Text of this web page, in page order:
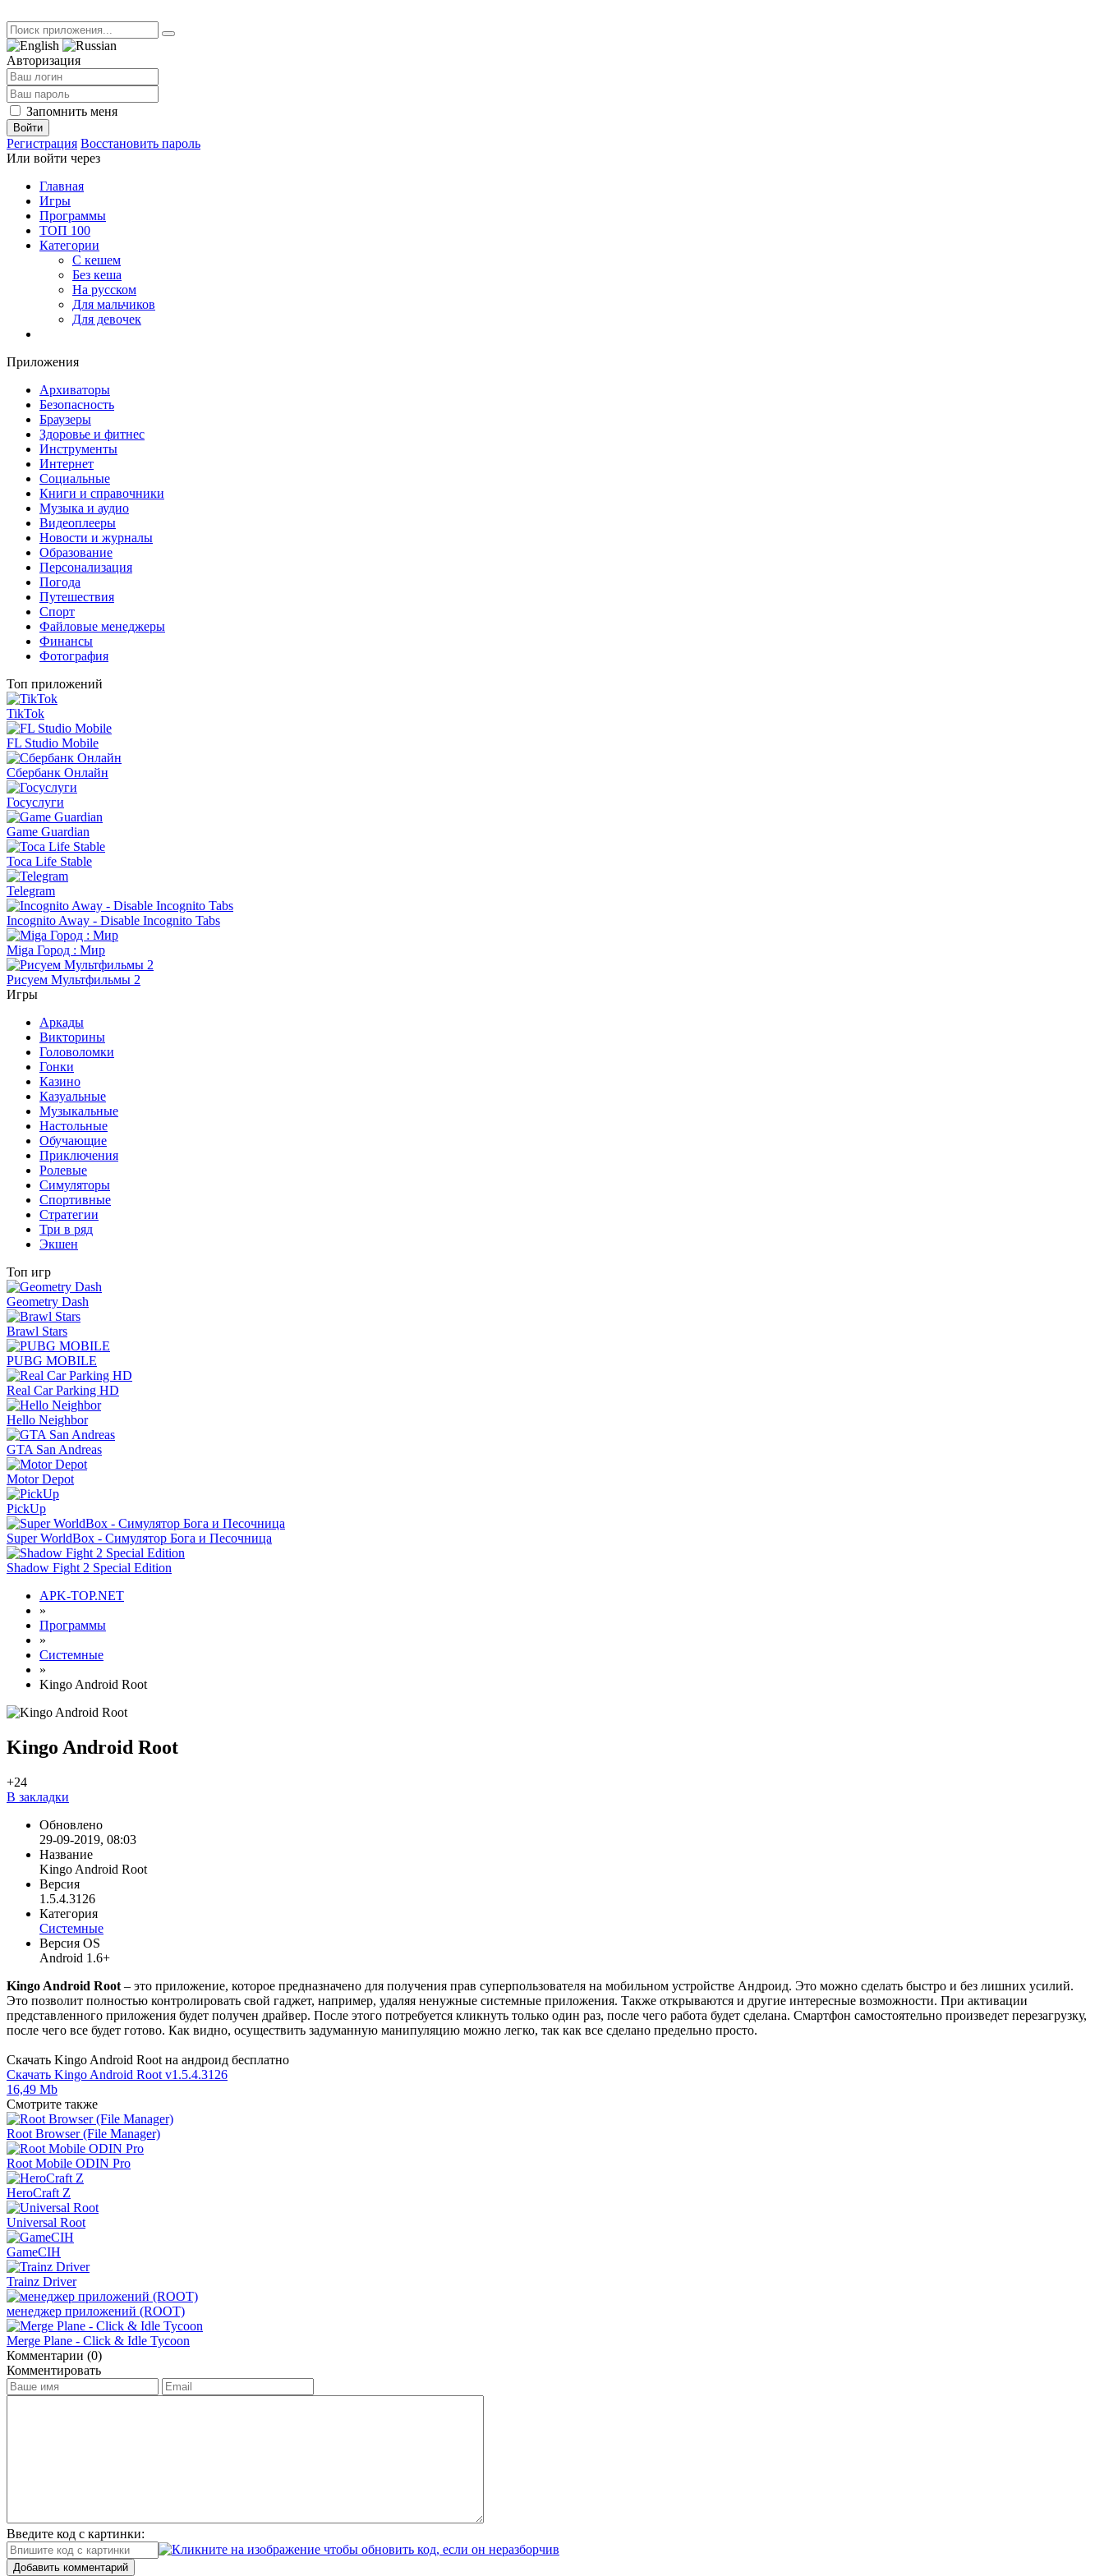
Авторизация
Запомнить меня
Войти
Регистрация Восстановить пароль
Или войти через
Главная
Игры
Программы
ТОП 100
Категории
С кешем
Без кеша
На русском
Для мальчиков
Для девочек
Приложения
Архиваторы
Безопасность
Браузеры
Здоровье и фитнес
Инструменты
Интернет
Социальные
Книги и справочники
Музыка и аудио
Видеоплееры
Новости и журналы
Образование
Персонализация
Погода
Путешествия
Спорт
Файловые менеджеры
Финансы
Фотография
Топ приложений
TikTok
FL Studio Mobile
Сбербанк Онлайн
Госуслуги
Game Guardian
Toca Life Stable
Telegram
Incognito Away - Disable Incognito Tabs
Miga Город : Мир
Рисуем Мультфильмы 2
Игры
Аркады
Викторины
Головоломки
Гонки
Казино
Казуальные
Музыкальные
Настольные
Обучающие
Приключения
Ролевые
Симуляторы
Спортивные
Стратегии
Три в ряд
Экшен
Топ игр
Geometry Dash
Brawl Stars
PUBG MOBILE
Real Car Parking HD
Hello Neighbor
GTA San Andreas
Motor Depot
PickUp
Super WorldBox - Симулятор Бога и Песочница
Shadow Fight 2 Special Edition
APK-TOP.NET
»
Программы
»
Системные
»
Kingo Android Root
Kingo Android Root
+24
В закладки
Обновлено
29-09-2019, 08:03
Название
Kingo Android Root
Версия
1.5.4.3126
Категория
Системные
Версия OS
Android 1.6+
Kingo Android Root – это приложение, которое предназначено для получения прав суперпользователя на мобильном устройстве Андроид. Это можно сделать быстро и без лишних усилий.
Это позволит полностью контролировать свой гаджет, например, удаляя ненужные системные приложения. Также открываются и другие интересные возможности. При активации
представленного приложения будет получен драйвер. После этого потребуется кликнуть только один раз, после чего работа будет сделана. Смартфон самостоятельно произведет перезагрузку,
после чего все будет готово. Как видно, осуществить задуманную манипуляцию можно легко, так как все сделано предельно просто.
Скачать Kingo Android Root на андроид бесплатно
Скачать Kingo Android Root v1.5.4.3126
16,49 Mb
Смотрите также
Root Browser (File Manager)
Root Mobile ODIN Pro
HeroCraft Z
Universal Root
GameCIH
Trainz Driver
менеджер приложений (ROOT)
Merge Plane - Click & Idle Tycoon
Комментарии (0)
Комментировать
Введите код с картинки:
Добавить комментарий